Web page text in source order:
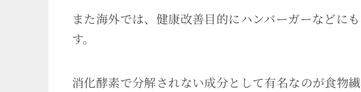
また海外では、健康改善目的にハンバーガーなどに
す。
消化酵素で分解されない成分として有名なのが食物